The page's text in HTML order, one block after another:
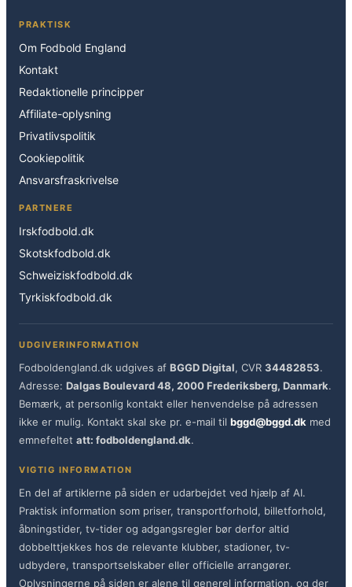
PRAKTISK
Om Fodbold England
Kontakt
Redaktionelle principper
Affiliate-oplysning
Privatlivspolitik
Cookiepolitik
Ansvarsfraskrivelse
PARTNERE
Irskfodbold.dk
Skotskfodbold.dk
Schweiziskfodbold.dk
Tyrkiskfodbold.dk
UDGIVERINFORMATION
Fodboldengland.dk udgives af BGGD Digital, CVR 34482853.
Adresse: Dalgas Boulevard 48, 2000 Frederiksberg, Danmark.
Bemærk, at personlig kontakt eller henvendelse på adressen
ikke er mulig. Kontakt skal ske pr. e-mail til bggd@bggd.dk med
emnefeltet att: fodboldengland.dk.
VIGTIG INFORMATION
En del af artiklerne på siden er udarbejdet ved hjælp af AI.
Praktisk information som priser, transportforhold, billetforhold,
åbningstider, tv-tider og adgangsregler bør derfor altid
dobbelttjekkes hos de relevante klubber, stadioner, tv-
udbydere, transportselskaber eller officielle arrangører.
Oplysningerne på siden er alene til generel information, og der